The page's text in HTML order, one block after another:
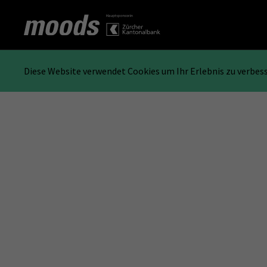
Diese Website verwendet Cookies um Ihr Erlebnis zu